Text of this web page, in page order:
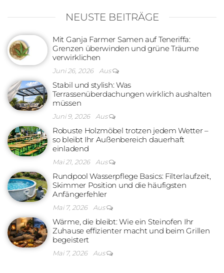
NEUSTE BEITRÄGE
Mit Ganja Farmer Samen auf Teneriffa:
Grenzen überwinden und grüne Träume
verwirklichen
Juni 26, 2026 Aus
Stabil und stylish: Was
Terrassenüberdachungen wirklich aushalten
müssen
Juni 9, 2026 Aus
Robuste Holzmöbel trotzen jedem Wetter –
so bleibt Ihr Außenbereich dauerhaft
einladend
Mai 21, 2026 Aus
Rundpool Wasserpflege Basics: Filterlaufzeit,
Skimmer Position und die häufigsten
Anfängerfehler
Mai 7, 2026 Aus
Wärme, die bleibt: Wie ein Steinofen Ihr
Zuhause effizienter macht und beim Grillen
begeistert
Mai 7, 2026 Aus